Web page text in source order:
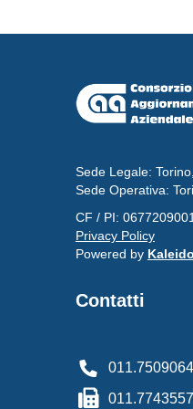
Sede Legale:
Sede Operativa:
CF / PI:
Privacy Policy
Powered by
Contatti
011.7509064
011.7743557